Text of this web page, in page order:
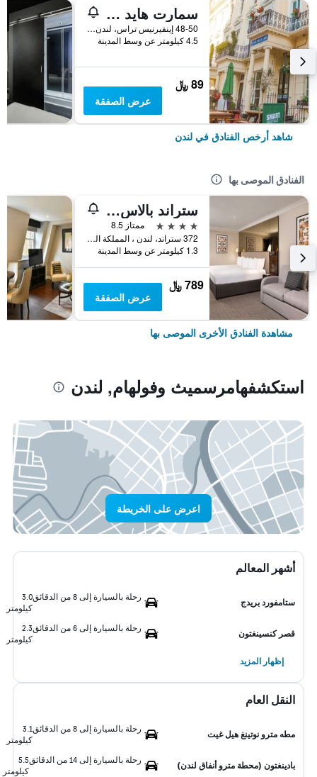
سمارت هايد بارك إن هوستل
48-50 إينفيرنيس تراس، لندن ، المملكة المتحدة, لندن, المملكة المتحدة
4.5 كيلومتر عن وسط المدينة
89 ﷼
عرض الصفقة
شاهد أرخص الفنادق في لندن
الفنادق الموصى بها
ستراند بالاس هوتل
4 نجوم
ممتاز 8.5
372 ستراند، لندن ، المملكة المتحدة, لندن, المملكة المتحدة
1.3 كيلومتر عن وسط المدينة
789 ﷼
عرض الصفقة
مشاهدة الفنادق الأخرى الموصى بها
استكشفهامرسميث وفولهام, لندن
اعرض على الخريطة
أشهر المعالم
ستامفورد بريدج
رحلة بالسيارة إلى 8 من الدقائق
3.0
كيلومتر
قصر كنسينغتون
رحلة بالسيارة إلى 6 من الدقائق
2.3
كيلومتر
إظهار المزيد
النقل العام
مطه مترو نوتينغ هيل غيت
رحلة بالسيارة إلى 8 من الدقائق
3.1
كيلومتر
بادينغتون (محطة مترو أنفاق لندن)
رحلة بالسيارة إلى 14 من الدقائق
5.5
كيلومتر